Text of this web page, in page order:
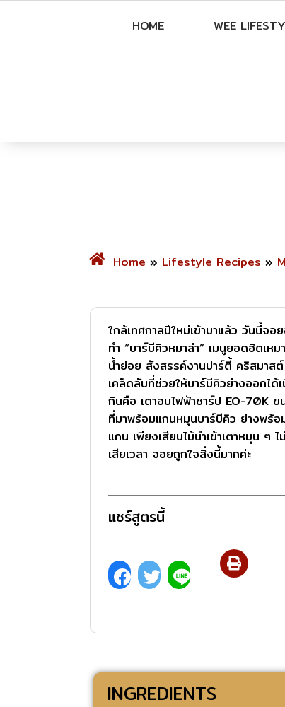
HOME WEE
Home » Lifestyle Recipes »
ใกล้เทศกาลปีใหม่เข้ามาแล้ว วันนี้จอ
ทำ “บาร์บีคิวหมาล่า” เมนูยอดฮิตเหม
น้ำย่อย สังสรรค์งานปาร์ตี้ คริสมาส
เคล็ดลับที่ช่วยให้บาร์บีคิวย่างออกได้
กินคือ เตาอบไฟฟ้าชาร์ป EO-70K
ที่มาพร้อมแกนหมุนบาร์บีคิว ย่างพร้
แกน เพียงเสียบไม้นำเข้าเตาหมุน ๆ
เสียเวลา จอยถูกใจสิ่งนี้มากค่ะ
แชร์สูตรนี้
INGREDIENTS